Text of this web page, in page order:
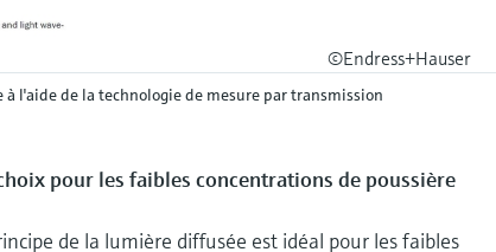
©Endress+Hauser
l'aide de la technologie de mesure par transmission
pour les faibles concentrations de poussière
de la lumière diffusée est idéal pour les faibles